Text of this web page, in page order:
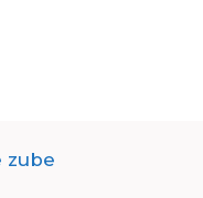
zube